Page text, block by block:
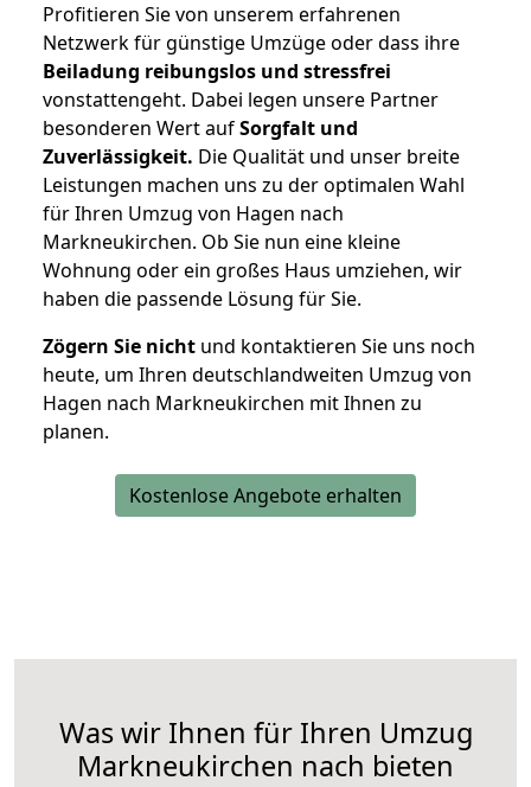
Profitieren Sie von unserem erfahrenen
Netzwerk für günstige Umzüge oder dass ihre
Beiladung reibungslos und stressfrei
vonstattengeht. Dabei legen unsere Partner
besonderen Wert aufSorgfalt und
Zuverlässigkeit. Die Qualität und unser breite
Leistungen machen uns zu der optimalen Wahl
für Ihren Umzug von Hagen nach
Markneukirchen. Ob Sie nun eine kleine
Wohnung oder ein großes Haus umziehen, wir
haben die passende Lösung für Sie.
Zögern Sie nicht und kontaktieren Sie uns noch
heute, um Ihren deutschlandweiten Umzug von
Hagen nach Markneukirchen mit Ihnen zu
planen.
Kostenlose Angebote erhalten
Was wir Ihnen für Ihren Umzug
Markneukirchen nach bieten